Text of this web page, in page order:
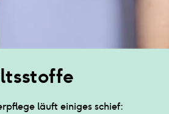
läuft einiges schief: